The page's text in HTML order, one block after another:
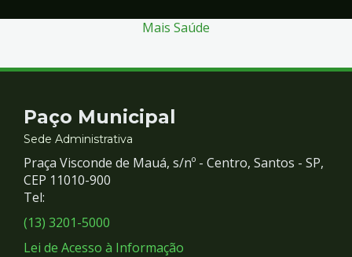
Mais Saúde
Contato
e
Redes
Sociais
Paço Municipal
Sede Administrativa
Praça Visconde de Mauá, s/nº - Centro, Santos - SP,
CEP 11010-900
Tel:
(13) 3201-5000
Lei de Acesso à Informação